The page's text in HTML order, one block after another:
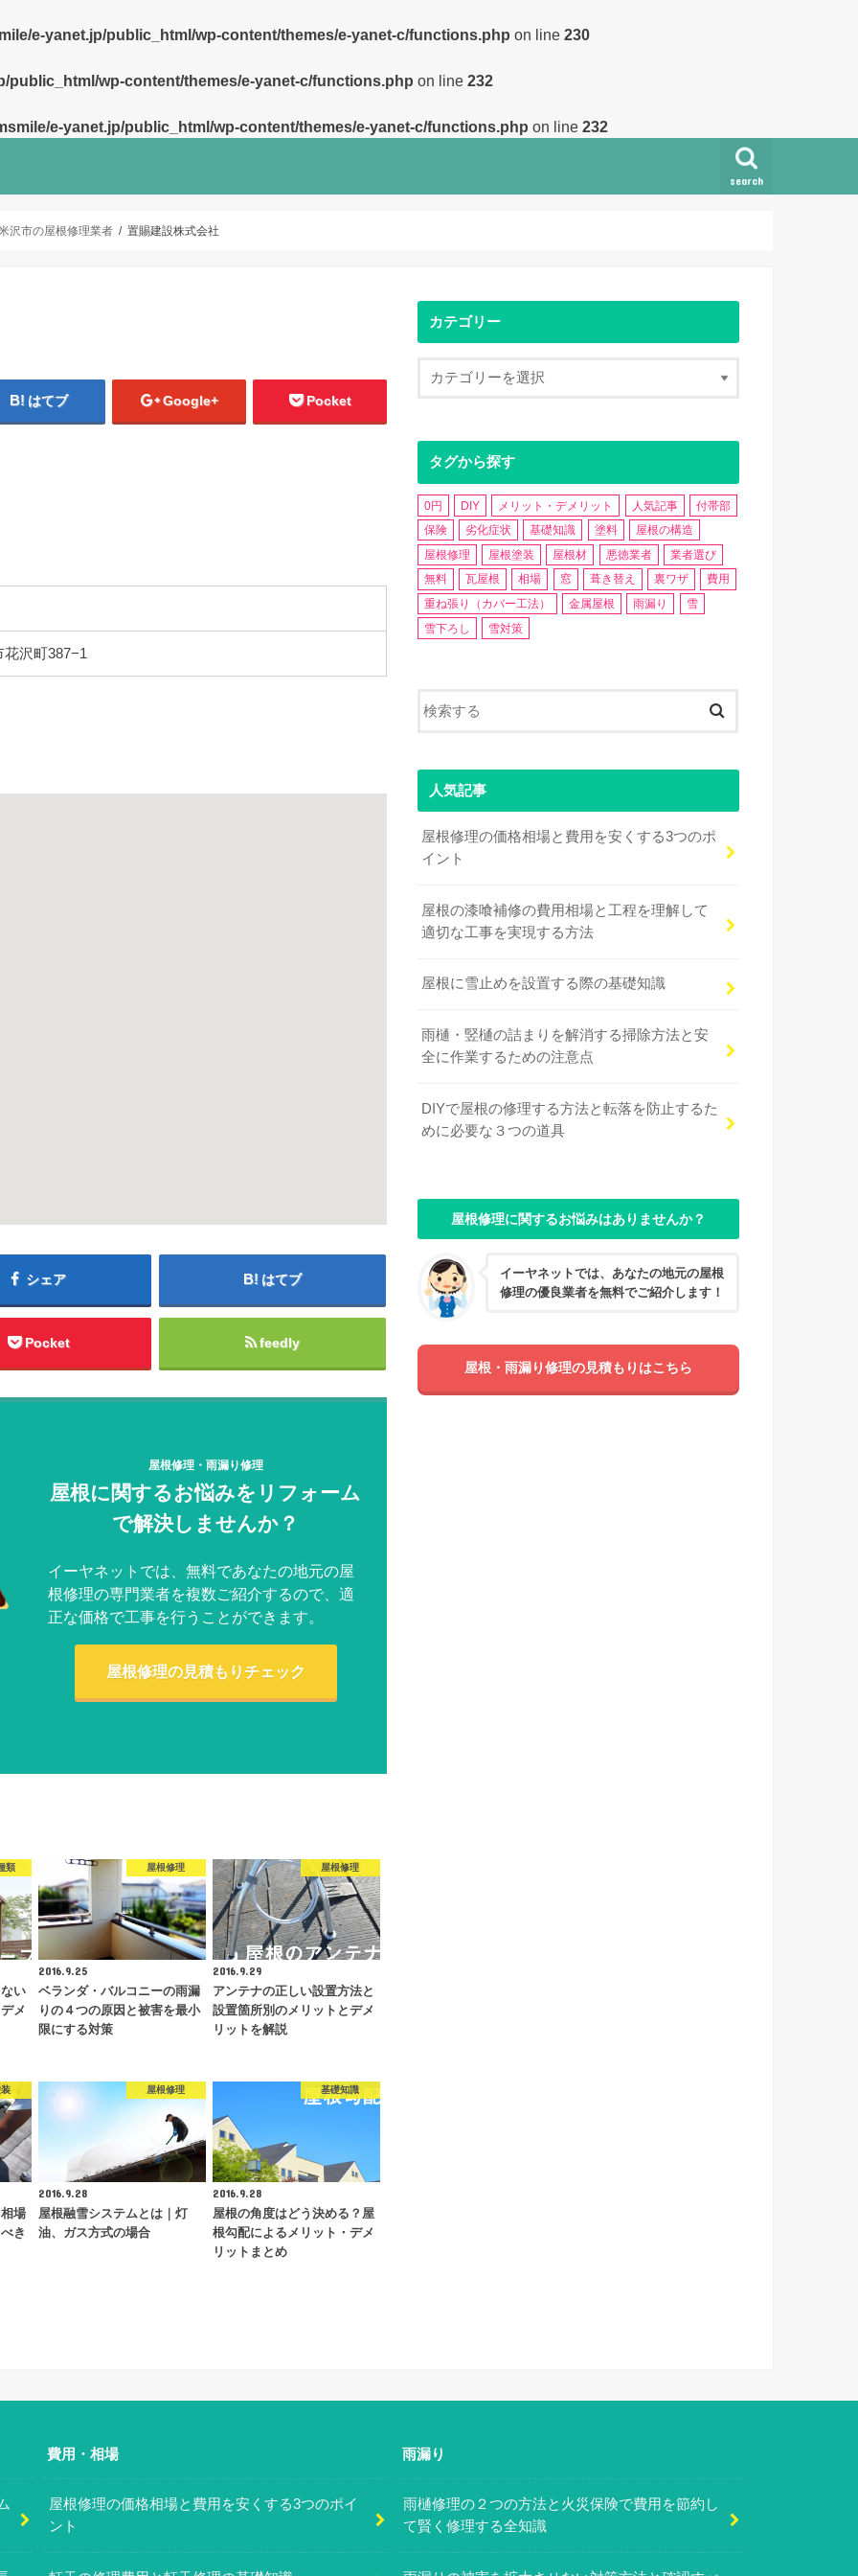
e-yanet.jp/public_html/wp-content/themes/e-yanet-c/functions.php on line 230
public_html/wp-content/themes/e-yanet-c/functions.php on line 232
e-yanet.jp/public_html/wp-content/themes/e-yanet-c/functions.php on line 232
search
沢市の屋根修理業者 置賜建設株式会社
はてブ Google+ Pocket
花沢町387−1
シェア はてブ
Pocket feedly
屋根修理・雨漏り修理
屋根に関するお悩みをリフォーム
で解決しませんか？
イーヤネットでは、無料であなたの地元の屋
根修理の専門業者を複数ご紹介するので、適
正な価格で工事を行うことができます。
屋根修理の見積もりチェック
類
い
メ
屋根修理
2016.9.25
ベランダ・バルコニーの雨漏
りの４つの原因と被害を最小
限にする対策
屋根修理
2016.9.29
アンテナの正しい設置方法と
設置箇所別のメリットとデメ
リットを解説
場
き
屋根修理
2016.9.28
屋根融雪システムとは｜灯
油、ガス方式の場合
基礎知識
2016.9.28
屋根の角度はどう決める？屋
根勾配によるメリット・デメ
リットまとめ
カテゴリー
タグから探す
0円 DIY メリット・デメリット 人気記事
付帯部
保険
劣化症状 基礎知識 塗料
屋根の構造
屋根修理
屋根塗装 屋根材 悪徳業者
業者選び
無料
瓦屋根 相場 窓 葺き替え 裏ワザ
費用
重ね張り（カバー工法）
金属屋根 雨漏り
雪
雪下ろし
雪対策
人気記事
屋根修理の価格相場と費用を安くする3つのポ
イント
屋根の漆喰補修の費用相場と工程を理解して
適切な工事を実現する方法
屋根に雪止めを設置する際の基礎知識
雨樋・竪樋の詰まりを解消する掃除方法と安
全に作業するための注意点
DIYで屋根の修理する方法と転落を防止するた
めに必要な３つの道具
屋根修理に関するお悩みはありませんか？
イーヤネットでは、あなたの地元の屋根
修理の優良業者を無料でご紹介します！
屋根・雨漏り修理の見積もりはこちら
費用・相場
屋根修理の価格相場と費用を安くする3つのポイ
ント
雨漏り
雨樋修理の２つの方法と火災保険で費用を節約し
て賢く修理する全知識